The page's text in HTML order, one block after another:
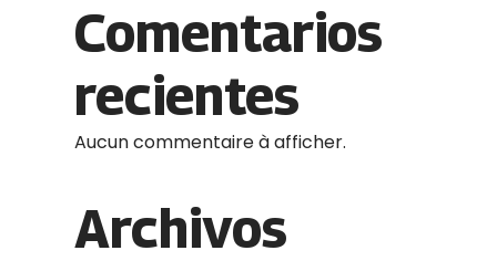
Comentarios
recientes
Aucun commentaire à afficher.
Archivos